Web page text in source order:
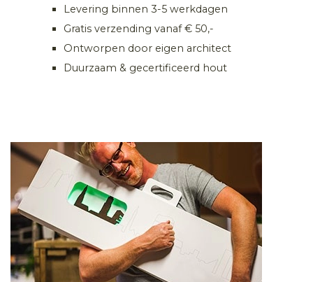
Levering binnen 3-5 werkdagen
Gratis verzending vanaf € 50,-
Ontworpen door eigen architect
Duurzaam & gecertificeerd hout